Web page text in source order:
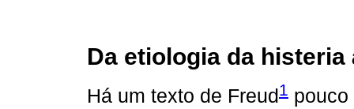
Da etiologia da
Há um texto de Freud 1 pouco